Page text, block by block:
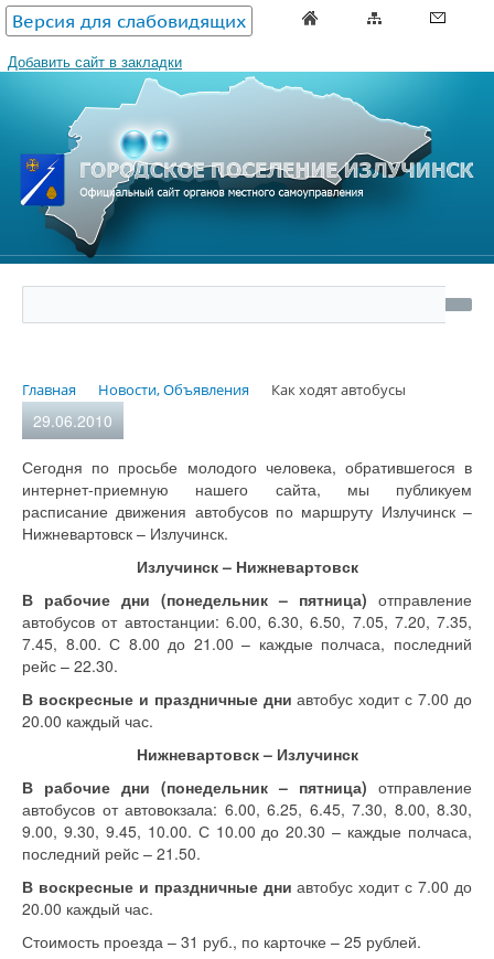
Версия для слабовидящих
Добавить сайт в закладки
Главная Новости, Объявления Как ходят автобусы
29.06.2010
Сегодня по просьбе молодого человека, обратившегося в
интернет-приемную нашего сайта, мы публикуем
расписание движения автобусов по маршруту Излучинск –
Нижневартовск – Излучинск.
Излучинск – Нижневартовск
В рабочие дни (понедельник – пятница) отправление
автобусов от автостанции: 6.00, 6.30, 6.50, 7.05, 7.20, 7.35,
7.45, 8.00. С 8.00 до 21.00 – каждые полчаса, последний
рейс – 22.30.
В воскресные и праздничные дни автобус ходит с 7.00 до
20.00 каждый час.
Нижневартовск – Излучинск
В рабочие дни (понедельник – пятница) отправление
автобусов от автовокзала: 6.00, 6.25, 6.45, 7.30, 8.00, 8.30,
9.00, 9.30, 9.45, 10.00. С 10.00 до 20.30 – каждые полчаса,
последний рейс – 21.50.
В воскресные и праздничные дни автобус ходит с 7.00 до
20.00 каждый час.
Стоимость проезда – 31 руб., по карточке – 25 рублей.